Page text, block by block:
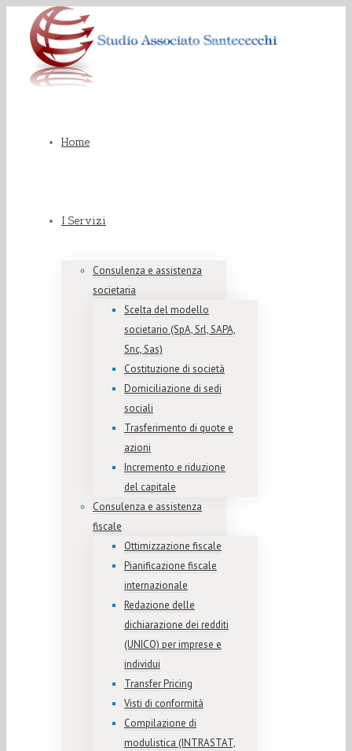
Home
I Servizi
Consulenza e assistenza
societaria
Scelta del modello
societario (SpA, Srl, SAPA,
Snc, Sas)
Costituzione di società
Domiciliazione di sedi
sociali
Trasferimento di quote e
azioni
Incremento e riduzione
del capitale
Consulenza e assistenza
fiscale
Ottimizzazione fiscale
Pianificazione fiscale
internazionale
Redazione delle
dichiarazione dei redditi
(UNICO) per imprese e
individui
Transfer Pricing
Visti di conformità
Compilazione di
modulistica (INTRASTAT,